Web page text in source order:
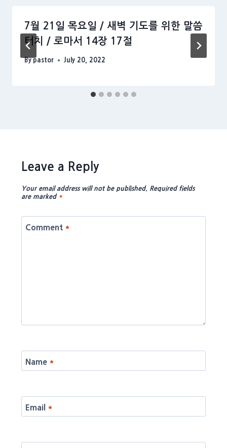
7월 21일 목요일 / 새벽 기도를 위한 말씀
터치 / 로마서 14장 17절
By pastor July 20, 2022
Leave a Reply
Your email address will not be published. Required fields
are marked *
Comment *
Name *
Email *